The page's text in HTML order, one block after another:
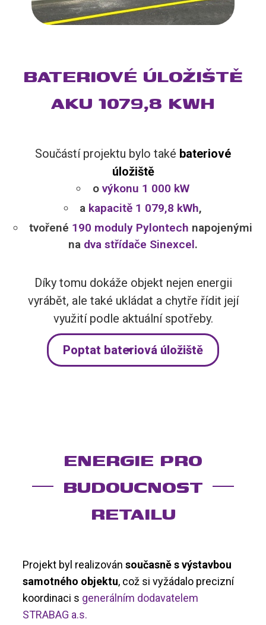
BATERIOVÉ ÚLOŽIŠTĚ
AKU 1079,8 KWH
Součástí projektu bylo také bateriové
úložiště
o výkonu 1 000 kW
a kapacitě 1 079,8 kWh,
tvořené 190 moduly Pylontech napojenými
na dva střídače Sinexcel.
Díky tomu dokáže objekt nejen energii
vyrábět, ale také ukládat a chytře řídit její
využití podle aktuální spotřeby.
Poptat bateriová úložiště
ENERGIE PRO
BUDOUCNOST
RETAILU
Projekt byl realizovánsoučasně s výstavbou
samotného objektu, což si vyžádalo precizní
koordinaci s generálním dodavatelem
STRABAG a.s.